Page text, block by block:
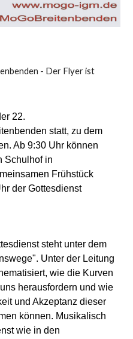
- Der Flyer ist
22.
statt, zu dem
Ab 9:30 Uhr können
Schulhof in
Frühstück
der Gottesdienst
steht unter dem
Unter der Leitung
wie die Kurven
herausfordern und wie
und Akzeptanz dieser
können. Musikalisch
wie in den